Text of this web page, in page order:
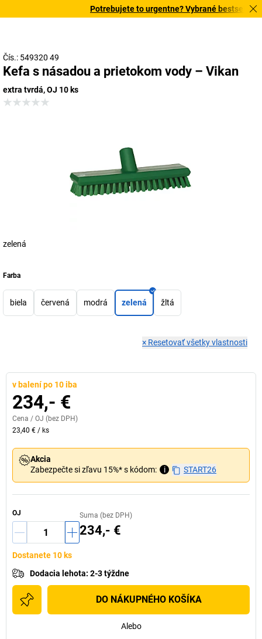
Potrebujete to urgentne? Vybrané bestsellery
Čís.: 549320 49
Kefa s násadou a prietokom vody – Vikan
extra tvrdá, OJ 10 ks
zelená
Farba
biela červená modrá zelená žltá
× Resetovať všetky vlastnosti
v balení po 10 iba
234,- €
Cena / OJ (bez DPH)
23,40 € / ks
Akcia
Zabezpečte si zľavu 15%* s kódom:
i START26
OJ Suma (bez DPH)
234,- €
Dostanete 10 ks
Dodacia lehota: 2-3 týždne
DO NÁKUPNÉHO KOŠÍKA
Alebo